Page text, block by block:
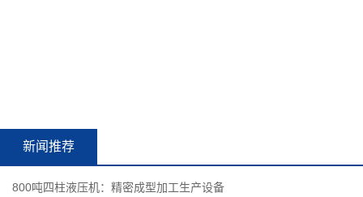
新闻推荐
800吨四柱液压机：精密成型加工生产设备